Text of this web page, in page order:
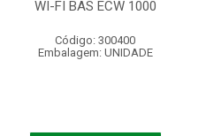
WI-FI BAS ECW 1000
Código: 300400
Embalagem: UNIDADE